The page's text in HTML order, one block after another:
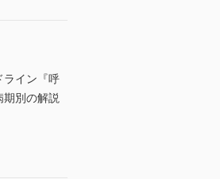
ライン『呼
期別の解説